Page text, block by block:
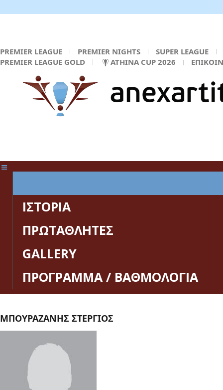
PREMIER LEAGUE PREMIER NIGHTS
SUPER LEAGUE
PREMIER LEAGUE GOLD
ATHINA CUP 2026
ΙΣΤΟΡΙΑ
ΠΡΩΤΑΘΛΗΤΕΣ
GALLERY
ΠΡΟΓΡΑΜΜΑ / ΒΑΘΜΟΛΟΓΙΑ
ΜΠΟΥΡΑΖΑΝΗΣ ΣΤΕΡΓΙΟΣ